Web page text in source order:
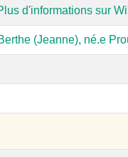
d'informations sur
(Jeanne), né.e